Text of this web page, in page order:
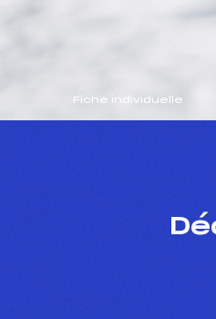
Fiche individuelle